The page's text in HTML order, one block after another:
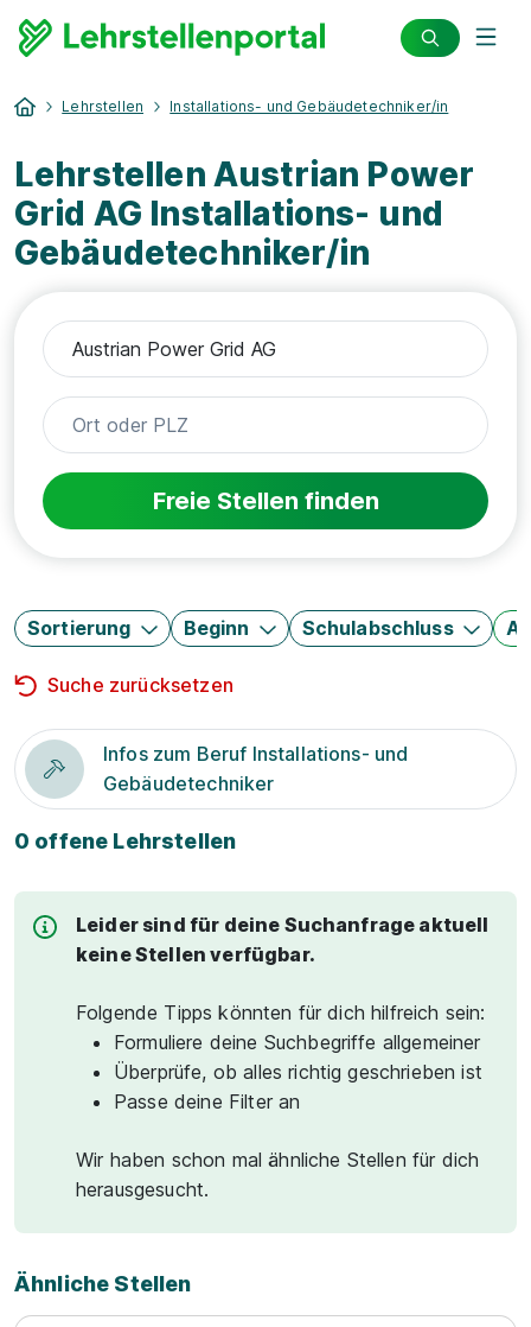
Lehrstellen Installations- und Gebäudetechniker/in
Lehrstellen Austrian Power
Grid AG Installations- und
Gebäudetechniker/in
Freie Stellen finden
Sortierung Beginn Schulabschluss
Suche zurücksetzen
Infos zum Beruf Installations- und
Gebäudetechniker
0 offene Lehrstellen
Leider sind für deine Suchanfrage aktuell
keine Stellen verfügbar.
Folgende Tipps könnten für dich hilfreich sein:
Formuliere deine Suchbegriffe allgemeiner
Überprüfe, ob alles richtig geschrieben ist
Passe deine Filter an
Wir haben schon mal ähnliche Stellen für dich
herausgesucht.
Ähnliche Stellen